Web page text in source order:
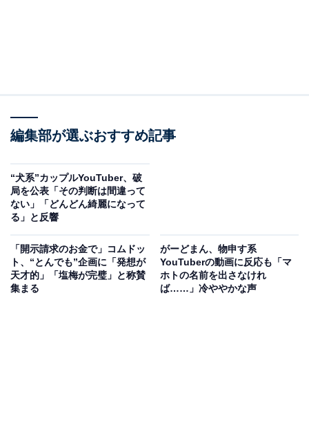
編集部が選ぶおすすめ記事
“犬系”カップルYouTuber、破
局を公表「その判断は間違って
ない」「どんどん綺麗になって
る」と反響
「開示請求のお金で」コムドッ
ト、“とんでも”企画に「発想が
天才的」「塩梅が完璧」と称賛
集まる
がーどまん、物申す系
YouTuberの動画に反応も「マ
ホトの名前を出さなけれ
ば……」冷ややかな声